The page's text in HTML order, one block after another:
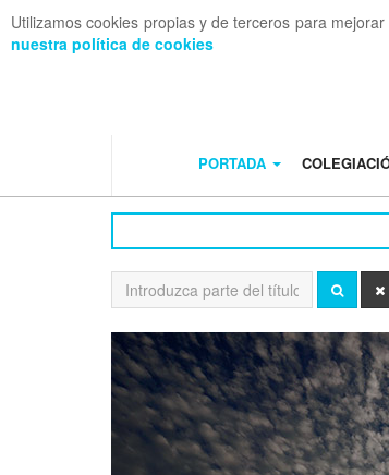
Utilizamos cookies propias y de terceros para
nuestra política de cookies
PORTADA
Introduzca
parte
título